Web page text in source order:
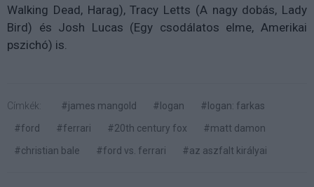
Walking Dead, Harag), Tracy Letts (A nagy dobás, Lady
Bird) és Josh Lucas (Egy csodálatos elme, Amerikai
pszichó) is.
Címkék: #james mangold #logan
#logan: farkas
#ford
#ferrari #20th century fox
#matt damon
#christian bale
#ford vs. ferrari #az aszfalt királyai